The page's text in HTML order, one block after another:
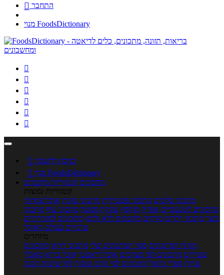
 התחבר
מנוי FoodsDictionary






 כניסה לחשבון

מנוי FoodsDictionary
מתכונים קטגוריות מתכונים
קטגוריות נפוצות
מתכוני סלטים מתכוני פשטידות מתכוני עוגות אוכל צמחוני
מתכונים לטבעוניים אפייה מוקפץ עוגיות פסטה מתכוני עוף מתכוני
בשר מתכוני ילדים מרקים מתכונים ללא גלוטן מתכונים לסוכרתיים
טרנדים בעולם האוכל
מיוחדים
מנתח המתכונים ספר המתכונים שלי מתכוני וידאו מתכונים
עשירים מתכונים לפי מצרכים אוכל דיאטטי אוכל בריא מאכלי
עדות ספרי בישול מתכונים לפי חגים ועונות לפי שיטות הכנה